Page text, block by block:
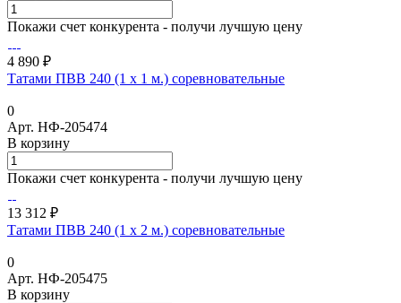
Покажи счет конкурента - получи лучшую цену
4 890 ₽
Татами ПВВ 240 (1 х 1 м.) соревновательные
0
Арт. НФ-205474
В корзину
Покажи счет конкурента - получи лучшую цену
13 312 ₽
Татами ПВВ 240 (1 х 2 м.) соревновательные
0
Арт. НФ-205475
В корзину